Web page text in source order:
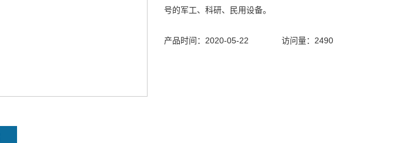
号的军工、科研、民用设备。
产品时间：2020-05-22 访问量：2490